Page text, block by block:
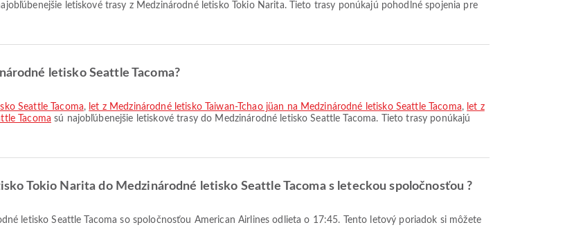
letiskové trasy z Medzinárodné letisko Tokio Narita. Tieto trasy ponúkajú pohodlné spojenia pre
letisko Seattle Tacoma?
Seattle Tacoma, let z Medzinárodné letisko Taiwan-Tchao jüan na Medzinárodné letisko Seattle Tacoma, let z
Tacoma sú najobľúbenejšie letiskové trasy do Medzinárodné letisko Seattle Tacoma. Tieto trasy ponúkajú
Tokio Narita do Medzinárodné letisko Seattle Tacoma s leteckou spoločnosťou ?